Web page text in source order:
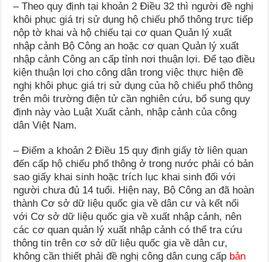
– Theo quy định tại khoản 2 Điều 32 thì người đề nghị
khôi phục giá trị sử dụng hộ chiếu phổ thông trực tiếp
nộp tờ khai và hộ chiếu tại cơ quan Quản lý xuất
nhập cảnh Bộ Công an hoặc cơ quan Quản lý xuất
nhập cảnh Công an cấp tỉnh nơi thuận lợi. Để tạo điều
kiện thuận lợi cho công dân trong việc thực hiện đề
nghị khôi phục giá trị sử dụng của hộ chiếu phổ thông
trên môi trường điện tử cần nghiên cứu, bổ sung quy
định này vào Luật Xuất cảnh, nhập cảnh của công
dân Việt Nam.
– Điểm a khoản 2 Điều 15 quy định giấy tờ liên quan
đến cấp hộ chiếu phổ thông ở trong nước phải có bản
sao giấy khai sinh hoặc trích lục khai sinh đối với
người chưa đủ 14 tuổi. Hiện nay, Bộ Công an đã hoàn
thành Cơ sở dữ liệu quốc gia về dân cư và kết nối
với Cơ sở dữ liệu quốc gia về xuất nhập cảnh, nên
các cơ quan quản lý xuất nhập cảnh có thể tra cứu
thông tin trên cơ sở dữ liệu quốc gia về dân cư,
không cần thiết phải đề nghị công dân cung cấp bản